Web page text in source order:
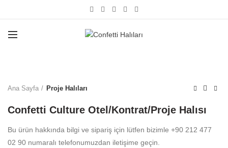
Ana Sayfa Proje Halıları
Confetti Culture Otel/Kontrat/Proje Halısı
Bu ürün hakkında bilgi ve sipariş için lütfen bizimle +90 212 477
02 90 numaralı telefonumuzdan iletişime geçin.